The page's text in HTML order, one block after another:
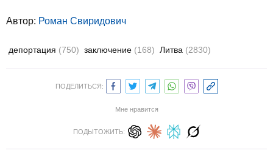
Автор: Роман Свиридович
депортация (750) заключение (168) Литва (2830)
ПОДЕЛИТЬСЯ:
Мне нравится
ПОДЫТОЖИТЬ: